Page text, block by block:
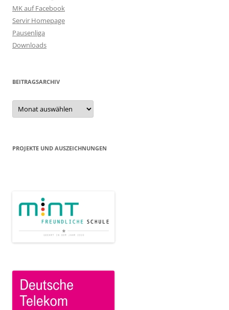
MK auf Facebook
Servir Homepage
Pausenliga
Downloads
BEITRAGSARCHIV
Beitragsarchiv
PROJEKTE UND AUSZEICHNUNGEN